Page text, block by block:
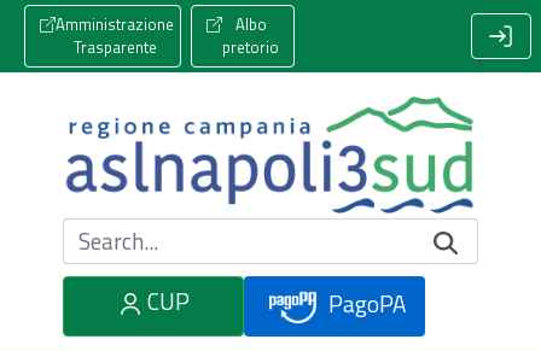
Amministrazione
Trasparente
Albo
pretorio
Cerca nel sito
CUP
PagoPA